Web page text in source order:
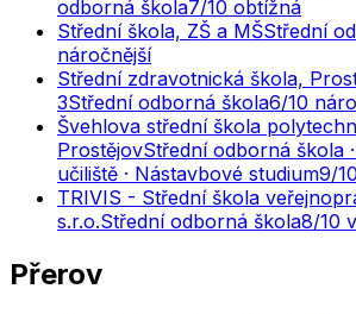
odborná škola7/10 obtížná
Střední škola, ZŠ a MŠStřední
náročnější
Střední zdravotnická škola,
3Střední odborná škola6/10
Švehlova střední škola
ProstějovStřední odborná škola
učiliště · Nástavbové studium9/10
TRIVIS - Střední škola
s.r.o.Střední odborná škola8/10
Přerov